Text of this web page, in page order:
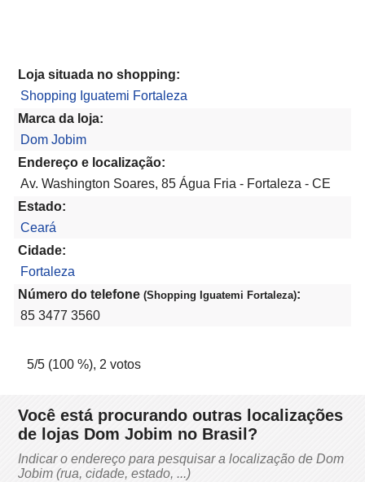
Loja situada no shopping:
Shopping Iguatemi Fortaleza
Marca da loja:
Dom Jobim
Endereço e localização:
Av. Washington Soares, 85 Água Fria - Fortaleza - CE
Estado:
Ceará
Cidade:
Fortaleza
Número do telefone (Shopping Iguatemi Fortaleza):
85 3477 3560
5/5 (100 %), 2 votos
Você está procurando outras localizações
de lojas Dom Jobim no Brasil?
Indicar o endereço para pesquisar a localização de Dom
Jobim (rua, cidade, estado, ...)